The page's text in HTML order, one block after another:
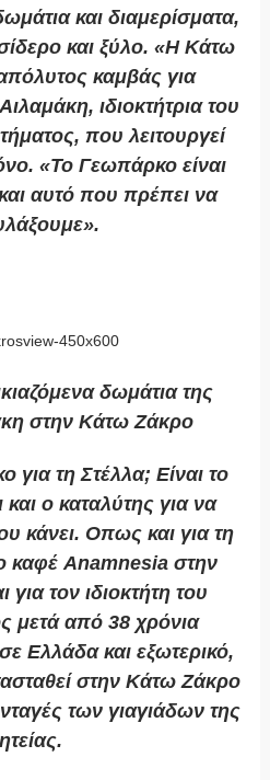
και διαμερίσματα,
και ξύλο. «Η Κάτω
καμβάς για
ιδιοκτήτρια του
που λειτουργεί
«Το Γεωπάρκο είναι
αυτό που πρέπει να
δωμάτια της
στην Κάτω Ζάκρο
για τη Στέλλα; Είναι το
και ο καταλύτης για να
κάνει. Οπως και για τη
καφέ Anamnesia στην
τον ιδιοκτήτη του
μετά από 38 χρόνια
Ελλάδα και εξωτερικό,
στην Κάτω Ζάκρο
των γιαγιάδων της